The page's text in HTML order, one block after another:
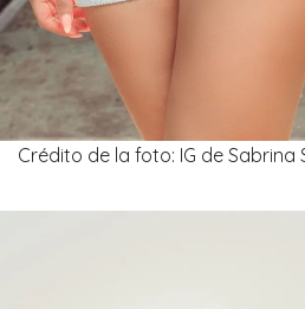
Crédito de la foto: IG de Sabrina